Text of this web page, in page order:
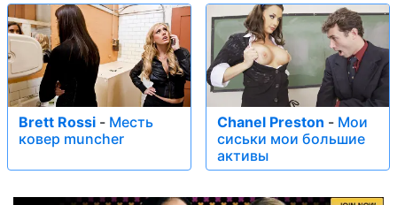
Brett Rossi - Месть
ковер muncher
Chanel Preston - Мои
сиськи мои большие
активы